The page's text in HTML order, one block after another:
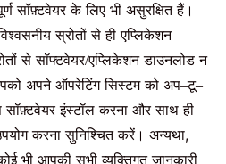
सॉफ़्टवेयर के लिए भी असुरक्षित हैं।
स्रोतों से ही एप्लिकेशन
से सॉफ्टवेयर/एप्लिकेशन डाउनलोड न
अपने ऑपरेटिंग सिस्टम को अप–टू–
सॉफ़्टवेयर इंस्टॉल करना और साथ ही
करना सुनिश्चित करें। अन्यथा,
भी आपकी सभी व्यक्तिगत जानकारी